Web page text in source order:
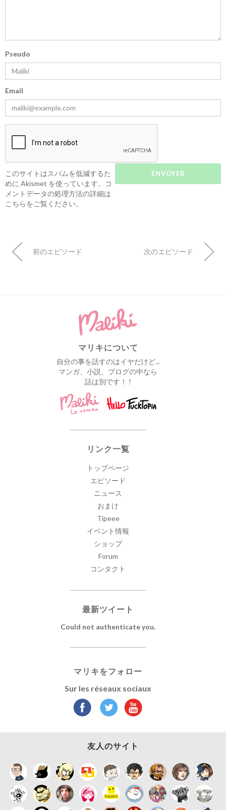
Pseudo
Email
このサイトはスパムを低減するた
めに Akismet を使っています。
コ
メントデータの処理方法の詳細は
こちらをご覧ください。
前のエピソード 次のエピソード
マリキについて
自分の事を話すのはイヤだけど...
マンガ、小説、ブログの中なら
話は別です！ !
リンク一覧
トップページ
エピソード
ニュース
おまけ
Tipeee
イベント情報
ショップ
Forum
コンタクト
最新ツイート
Could not authenticate you.
マリキをフォロー
Sur les réseaux sociaux
友人のサイト